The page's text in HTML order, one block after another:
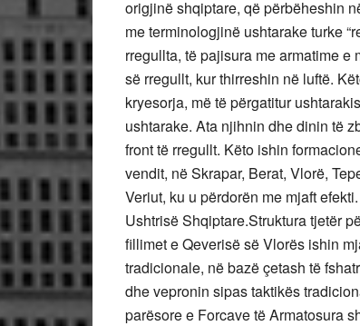
origjinë shqiptare, që përbëheshin
me terminologjinë ushtarake turke
rregullta, të pajisura me armatime
së rregullt, kur thirreshin në luftë.
kryesorja, më të përgatitur
ushtarake. Ata njihnin dhe dinin të
front të rregullt. Këto ishin
vendit, në Skrapar, Berat, Vlorë,
Veriut, ku u përdorën me mjaft
Ushtrisë Shqiptare.Struktura tjetër
fillimet e Qeverisë së Vlorës ishin
tradicionale, në bazë çetash të
dhe vepronin sipas taktikës
parësore e Forcave të Armatosura